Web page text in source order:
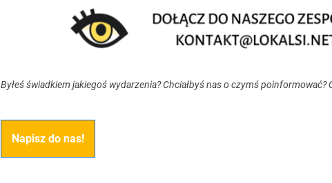
Byłeś świadkiem jakiegoś wydarzenia? Chciałbyś nas o czymś poinformować?
Napisz do nas!